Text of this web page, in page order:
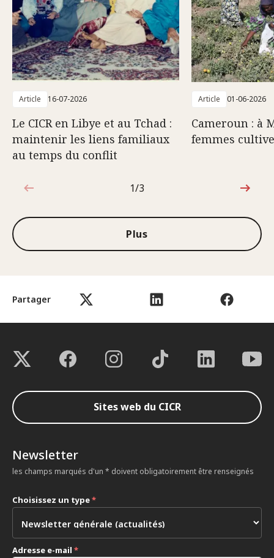
Partager
Article 16-07-2026
Le CICR en Libye et au Tchad :
maintenir les liens familiaux
au temps du conflit
Article 01-06-2026
Cameroun : à
femmes
1sur3
1/3
Plus
Sites web du CICR
Newsletter
les champs marqués d'un * doivent obligatoirement être renseignés
Choisissez un type*
Adresse e-mail *